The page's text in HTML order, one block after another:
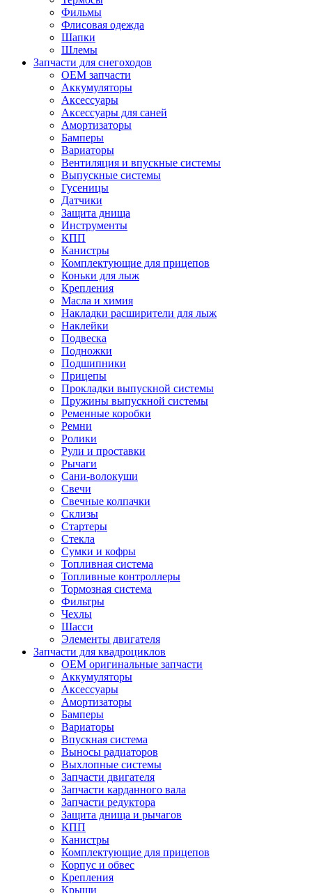
Фильмы
Флисовая одежда
Шапки
Шлемы
Запчасти для снегоходов
OEM запчасти
Аккумуляторы
Аксессуары
Аксессуары для саней
Амортизаторы
Бамперы
Вариаторы
Вентиляция и впускные системы
Выпускные системы
Гусеницы
Датчики
Защита днища
Инструменты
КПП
Канистры
Комплектующие для прицепов
Коньки для лыж
Крепления
Масла и химия
Накладки расширители для лыж
Наклейки
Подвеска
Подножки
Подшипники
Прицепы
Прокладки выпускной системы
Пружины выпускной системы
Ременные коробки
Ремни
Ролики
Рули и проставки
Рычаги
Сани-волокуши
Свечи
Свечные колпачки
Склизы
Стартеры
Стекла
Сумки и кофры
Топливная система
Топливные контроллеры
Тормозная система
Фильтры
Чехлы
Шасси
Элементы двигателя
Запчасти для квадроциклов
OEM оригинальные запчасти
Аккумуляторы
Аксессуары
Амортизаторы
Бамперы
Вариаторы
Впускная система
Выносы радиаторов
Выхлопные системы
Запчасти двигателя
Запчасти карданного вала
Запчасти редуктора
Защита днища и рычагов
КПП
Канистры
Комплектующие для прицепов
Корпус и обвес
Крепления
Крыши